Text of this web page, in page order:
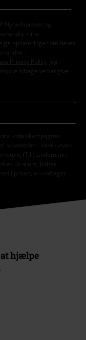
Nyhedsbrevet og
mine
opdateringer om deres
i
Privacy Policy
. Jeg
tilbage ved at give
koder/kampagner.
rabatkoden i varekurven
(Till) Lindemann,
Broilers, Böhse
i prisen, er undtaget
hjælpe